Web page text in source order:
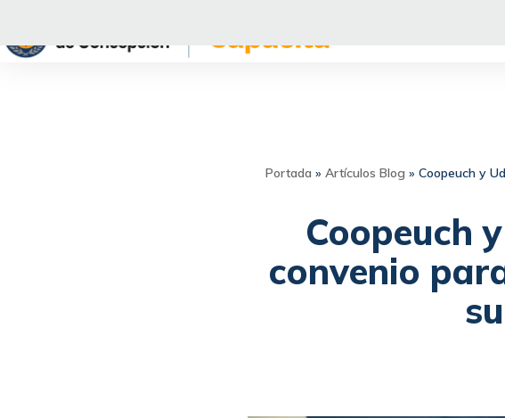
Saltar
Portada » Artículos Blog » Coopeuch y
Coopeuch
convenio